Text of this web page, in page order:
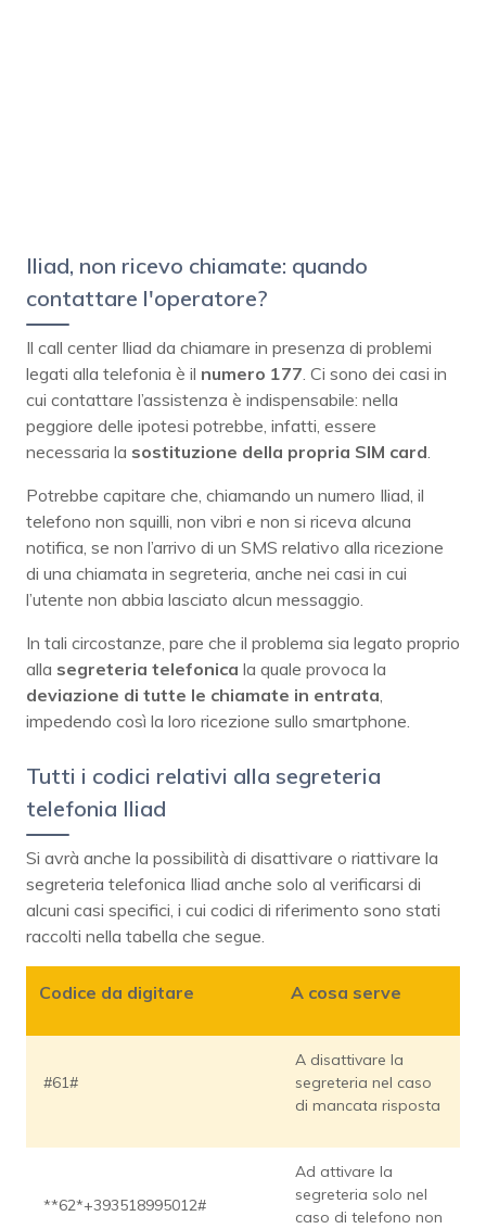
Iliad, non ricevo chiamate: quando
contattare l'operatore?
Il call center Iliad da chiamare in presenza di problemi
legati alla telefonia è il numero 177. Ci sono dei casi in
cui contattare l’assistenza è indispensabile: nella
peggiore delle ipotesi potrebbe, infatti, essere
necessaria la sostituzione della propria SIM card.
Potrebbe capitare che, chiamando un numero Iliad, il
telefono non squilli, non vibri e non si riceva alcuna
notifica, se non l’arrivo di un SMS relativo alla ricezione
di una chiamata in segreteria, anche nei casi in cui
l’utente non abbia lasciato alcun messaggio.
In tali circostanze, pare che il problema sia legato proprio
alla segreteria telefonica la quale provoca la
deviazione di tutte le chiamate in entrata,
impedendo così la loro ricezione sullo smartphone.
Tutti i codici relativi alla segreteria
telefonia Iliad
Si avrà anche la possibilità di disattivare o riattivare la
segreteria telefonica Iliad anche solo al verificarsi di
alcuni casi specifici, i cui codici di riferimento sono stati
raccolti nella tabella che segue.
Codice da digitare A cosa serve
#61#
A disattivare la
segreteria nel caso
di mancata risposta
**62*+393518995012#
Ad attivare la
segreteria solo nel
caso di telefono non